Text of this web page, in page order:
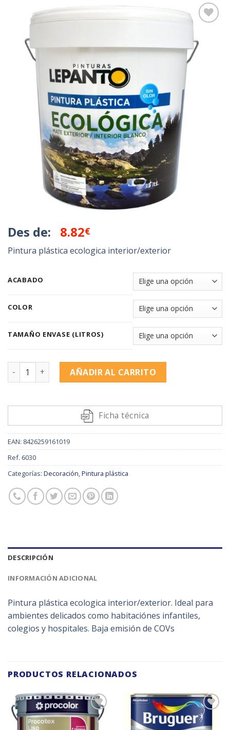
Añadir
Des de: 8.82€
Pintura plástica ecologica interior/exterior
ACABADO
COLOR
TAMAÑO ENVASE (LITROS)
ECOLÓGICA Lepanto cantidadAÑADIR AL CARRITO
Ficha técnica
EAN: 8426259161019
Ref. 6030
Categorías: Decoración,Pintura plástica
DESCRIPCIÓN
INFORMACIÓN ADICIONAL
Pintura plástica ecologica interior/exterior. Ideal para
ambientes delicados como habitaciónes infantiles,
colegios y hospitales. Baja emisión de COVs
PRODUCTOS RELACIONADOS